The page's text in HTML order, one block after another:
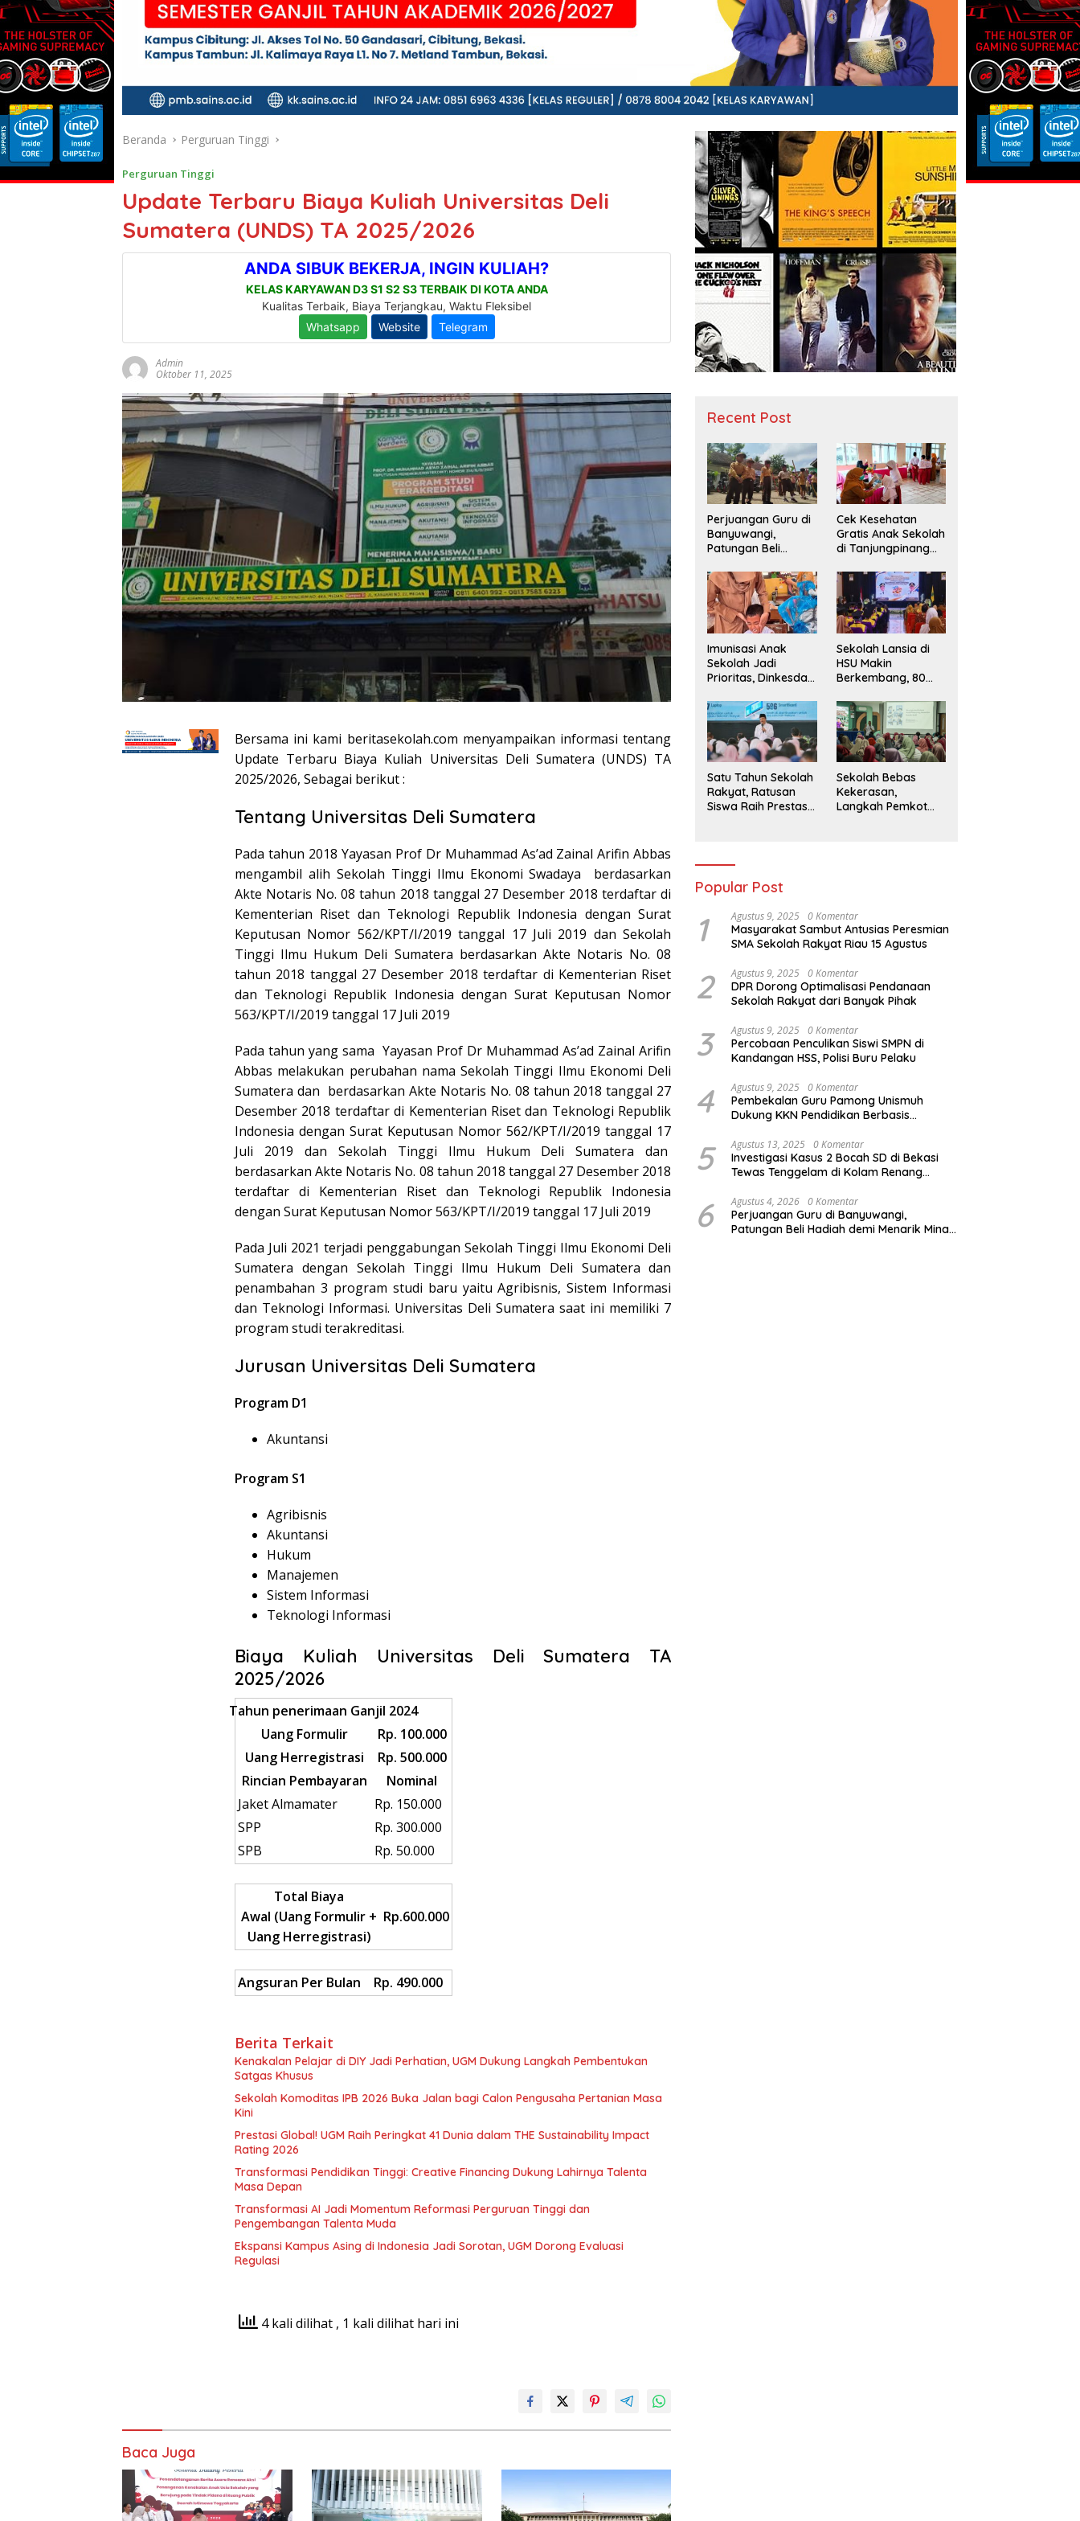
Beranda Perguruan Tinggi
Perguruan Tinggi
Update Terbaru Biaya Kuliah Universitas Deli
Sumatera (UNDS) TA 2025/2026
Admin
Oktober 11, 2025
Bersama ini kami beritasekolah.com menyampaikan informasi tentang
Update Terbaru Biaya Kuliah Universitas Deli Sumatera (UNDS) TA
2025/2026, Sebagai berikut :
Tentang Universitas Deli Sumatera
Pada tahun 2018 Yayasan Prof Dr Muhammad As’ad Zainal Arifin Abbas
mengambil alih Sekolah Tinggi Ilmu Ekonomi Swadaya berdasarkan
Akte Notaris No. 08 tahun 2018 tanggal 27 Desember 2018 terdaftar di
Kementerian Riset dan Teknologi Republik Indonesia dengan Surat
Keputusan Nomor 562/KPT/I/2019 tanggal 17 Juli 2019 dan Sekolah
Tinggi Ilmu Hukum Deli Sumatera berdasarkan Akte Notaris No. 08
tahun 2018 tanggal 27 Desember 2018 terdaftar di Kementerian Riset
dan Teknologi Republik Indonesia dengan Surat Keputusan Nomor
563/KPT/I/2019 tanggal 17 Juli 2019
Pada tahun yang sama Yayasan Prof Dr Muhammad As’ad Zainal Arifin
Abbas melakukan perubahan nama Sekolah Tinggi Ilmu Ekonomi Deli
Sumatera dan berdasarkan Akte Notaris No. 08 tahun 2018 tanggal 27
Desember 2018 terdaftar di Kementerian Riset dan Teknologi Republik
Indonesia dengan Surat Keputusan Nomor 562/KPT/I/2019 tanggal 17
Juli 2019 dan Sekolah Tinggi Ilmu Hukum Deli Sumatera dan
berdasarkan Akte Notaris No. 08 tahun 2018 tanggal 27 Desember 2018
terdaftar di Kementerian Riset dan Teknologi Republik Indonesia
dengan Surat Keputusan Nomor 563/KPT/I/2019 tanggal 17 Juli 2019
Pada Juli 2021 terjadi penggabungan Sekolah Tinggi Ilmu Ekonomi Deli
Sumatera dengan Sekolah Tinggi Ilmu Hukum Deli Sumatera dan
penambahan 3 program studi baru yaitu Agribisnis, Sistem Informasi
dan Teknologi Informasi. Universitas Deli Sumatera saat ini memiliki 7
program studi terakreditasi.
Jurusan Universitas Deli Sumatera
Program D1
Akuntansi
Program S1
Agribisnis
Akuntansi
Hukum
Manajemen
Sistem Informasi
Teknologi Informasi
Biaya Kuliah Universitas Deli Sumatera TA
2025/2026
Tahun penerimaan Ganjil 2024
Uang Formulir
Rp. 100.000
Uang Herregistrasi
Rp. 500.000
Rincian Pembayaran
Nominal
Jaket Almamater
Rp. 150.000
SPP
Rp. 300.000
SPB
Rp. 50.000
Total Biaya
Awal (Uang Formulir +
Uang Herregistrasi)
Rp.600.000
Angsuran Per Bulan Rp. 490.000
Berita Terkait
Kenakalan Pelajar di DIY Jadi Perhatian, UGM Dukung Langkah Pembentukan
Satgas Khusus
Sekolah Komoditas IPB 2026 Buka Jalan bagi Calon Pengusaha Pertanian Masa
Kini
Prestasi Global! UGM Raih Peringkat 41 Dunia dalam THE Sustainability Impact
Rating 2026
Transformasi Pendidikan Tinggi: Creative Financing Dukung Lahirnya Talenta
Masa Depan
Transformasi AI Jadi Momentum Reformasi Perguruan Tinggi dan
Pengembangan Talenta Muda
Ekspansi Kampus Asing di Indonesia Jadi Sorotan, UGM Dorong Evaluasi
Regulasi
4 kali dilihat , 1 kali dilihat hari ini
Baca Juga
Recent Post
Perjuangan Guru di
Banyuwangi,
Patungan Beli
Menarik Minat Siswa
ke SD Negeri
Cek Kesehatan
Gratis Anak Sekolah
di Tanjungpinang
Siswa
Imunisasi Anak
Sekolah Jadi
Prioritas, Dinkesda
Monitoring BIAS
2026
Sekolah Lansia di
HSU Makin
Berkembang, 80
Wisuda Tahun Ini
Satu Tahun Sekolah
Rakyat, Ratusan
Siswa Raih Prestasi
Sekolah Bebas
Kekerasan,
Langkah Pemkot
Popular Post
1 Agustus 9, 2025 0 Komentar
Masyarakat Sambut Antusias Peresmian
SMA Sekolah Rakyat Riau 15 Agustus
2 Agustus 9, 2025 0 Komentar
DPR Dorong Optimalisasi Pendanaan
Sekolah Rakyat dari Banyak Pihak
3 Agustus 9, 2025 0 Komentar
Percobaan Penculikan Siswi SMPN di
Kandangan HSS, Polisi Buru Pelaku
4 Agustus 9, 2025 0 Komentar
Pembekalan Guru Pamong Unismuh
Dukung KKN Pendidikan Berbasis
5 Agustus 13, 2025 0 Komentar
Investigasi Kasus 2 Bocah SD di Bekasi
Tewas Tenggelam di Kolam Renang
6 Agustus 4, 2026 0 Komentar
Perjuangan Guru di Banyuwangi,
Patungan Beli Hadiah demi Menarik Minat